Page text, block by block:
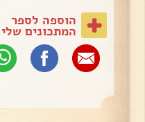
הוספה לספר
המתכונים שלי